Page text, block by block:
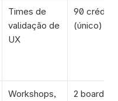
Times de
validação de
UX
90
(único)
Workshops,
2 boards,